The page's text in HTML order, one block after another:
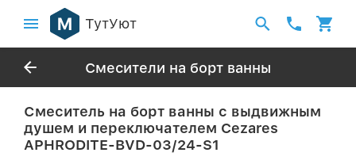
ТутУют
Смесители на борт ванны
Смеситель на борт ванны с выдвижным
душем и переключателем Cezares
APHRODITE-BVD-03/24-S1